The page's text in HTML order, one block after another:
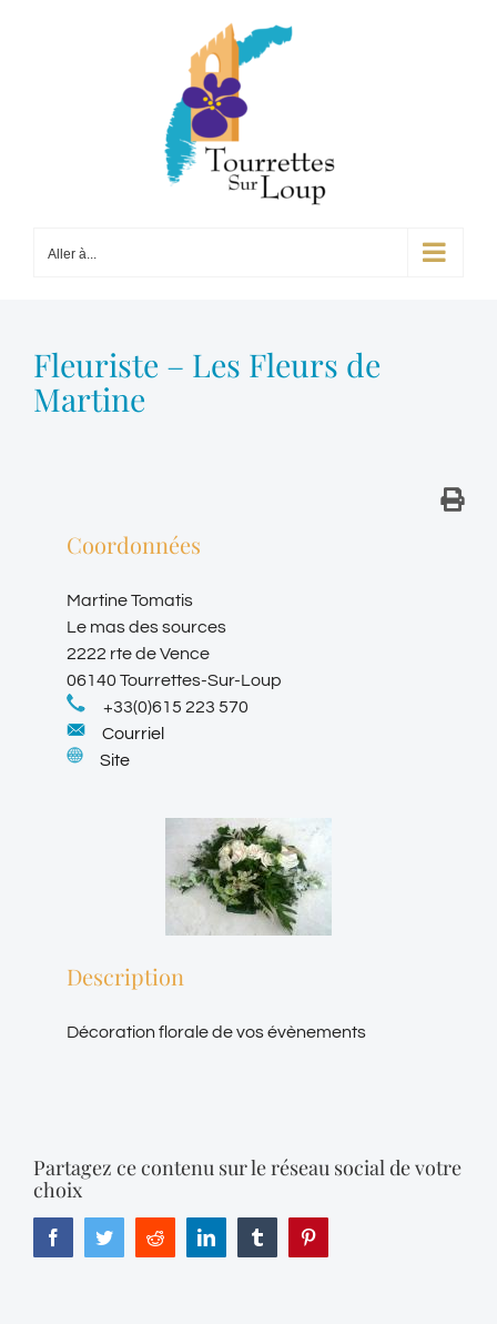
Aller à...
Fleuriste – Les Fleurs de
Martine
Coordonnées
Martine Tomatis
Le mas des sources
2222 rte de Vence
06140 Tourrettes-Sur-Loup
+33(0)615 223 570
Courriel
Site
Description
Décoration florale de vos évènements
Partagez ce contenu sur le réseau social de votre
choix
FacebookTwitterReddit LinkedIn Tumblr